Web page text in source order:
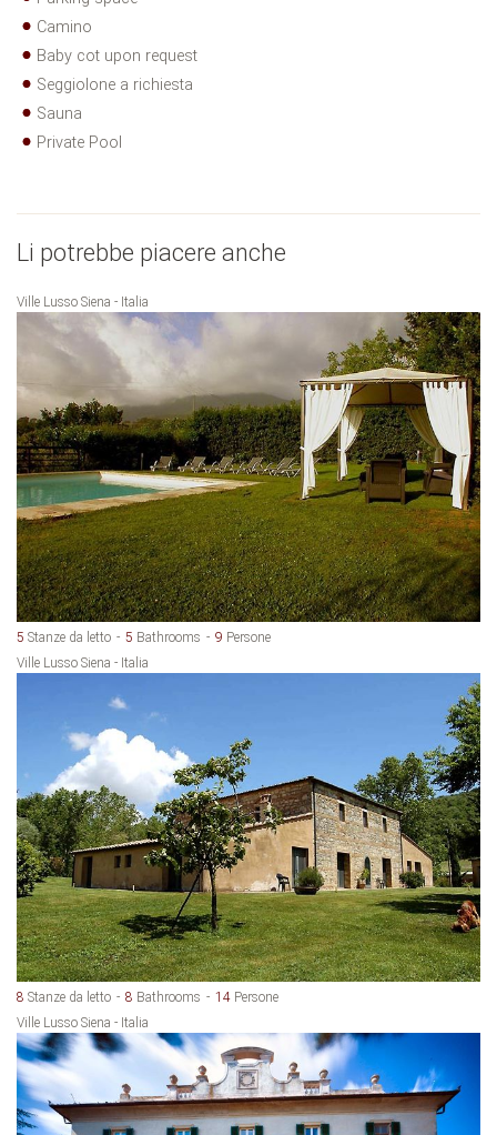
Camino
Baby cot upon request
Seggiolone a richiesta
Sauna
Private Pool
Li potrebbe piacere anche
Ville Lusso Siena - Italia
5 Stanze da letto 5 Bathrooms 9 Persone
Ville Lusso Siena - Italia
8 Stanze da letto 8 Bathrooms 14 Persone
Ville Lusso Siena - Italia